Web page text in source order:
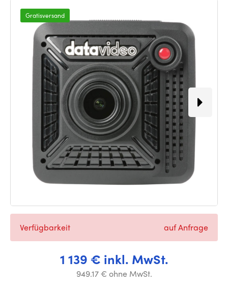
Gratisversand
1 139 € inkl. MwSt.
949.17 € ohne MwSt.
Verfügbarkeit auf Anfrage